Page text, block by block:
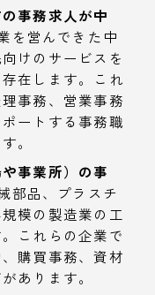
事務求人が中
を営んできた中
けのサービスを
在します。これ
事務、営業事務
ートする事務職
。
事業所）の事
部品、プラスチ
模の製造業の工
これらの企業で
購買事務、資材
あります。